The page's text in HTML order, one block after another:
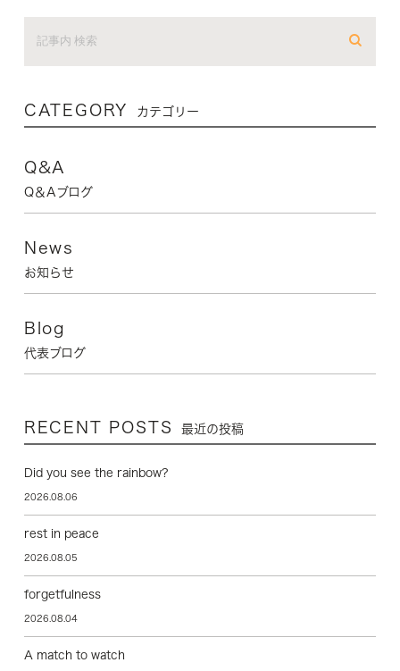
CATEGORY カテゴリー
Q&A
Q＆Aブログ
News
お知らせ
Blog
代表ブログ
RECENT POSTS 最近の投稿
Did you see the rainbow?
2026.08.06
rest in peace
2026.08.05
forgetfulness
2026.08.04
A match to watch